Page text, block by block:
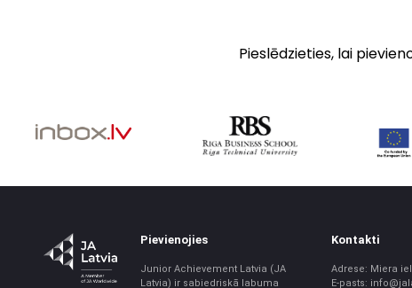
Pieslēdzieties, lai
Pievienojies
Junior Achievement Latvia (JA
Latvia) ir sabiedriskā labuma
Kontakti
Adrese: Miera
E-pasts: